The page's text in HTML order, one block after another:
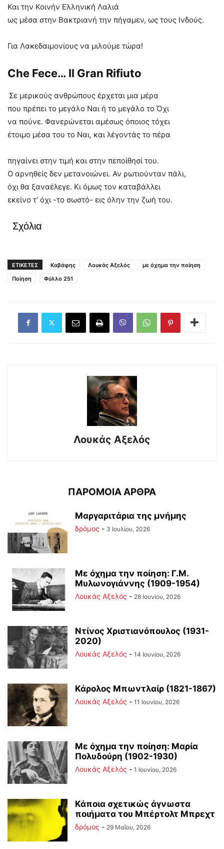
Και την Κοινήν Ελληνική Λαλιά
ως μέσα στην Βακτριανή την πήγαμεν, ως τους Ινδούς.
Για Λακεδαιμονίους να μιλούμε τώρα!
Che Fece… Il Gran Rifiuto
Σε μερικούς ανθρώπους έρχεται μια μέρα
που πρέπει το μεγάλο Ναι ή το μεγάλο το Όχι
να πούνε. Φανερώνεται αμέσως όποιος τόχει
έτοιμο μέσα του το Ναι, και λέγοντάς το πέρα
πηγαίνει στην τιμή και στην πεποίθησί του.
Ο αρνηθείς δεν μετανοιώνει. Αν ρωτιούνταν πάλι,
όχι θα ξαναέλεγε. Κι όμως τον καταβάλλει
εκείνο τ’ όχι -το σωστό- εις όλην την ζωή του.
Σχόλια
ΕΤΙΚΕΤΕΣ Καβάφης Λουκάς Αξελός
με όχημα την ποίηση
Ποίηση
Φύλλο 251
Λουκάς Αξελός
ΠΑΡΟΜΟΙΑ ΑΡΘΡΑ
Μαργαριτάρια της μνήμης
δρόμος - 3 Ιουλίου, 2026
Με όχημα την ποίηση: Γ.Μ.
Μυλωνογιάννης (1909-1954)
Λουκάς Αξελός - 28 Ιουνίου, 2026
Ντίνος Χριστιανόπουλος (1931-
2020)
Λουκάς Αξελός - 14 Ιουνίου, 2026
Κάρολος Μπωντλαίρ (1821-1867)
Λουκάς Αξελός - 11 Ιουνίου, 2026
Με όχημα την ποίηση: Μαρία
Πολυδούρη (1902-1930)
Λουκάς Αξελός - 1 Ιουνίου, 2026
Κάποια σχετικώς άγνωστα
ποιήματα του Μπέρτολτ Μπρεχτ
δρόμος - 29 Μαΐου, 2026